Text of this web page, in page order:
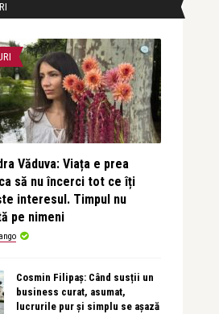
Văduva: Viața e prea
să nu încerci tot ce îți
interesul. Timpul nu
pe nimeni
Cosmin Filipaș: Când susții un
business curat, asumat,
lucrurile pur și simplu se așază